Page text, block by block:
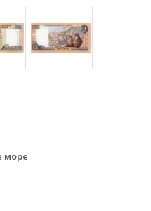
море